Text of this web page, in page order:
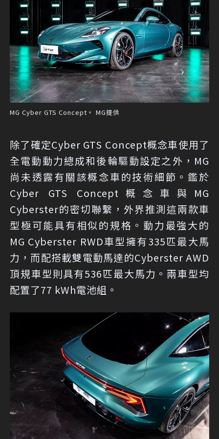
MG Cyber GTS Concept。 MG提供
除了確定Cyber GTS Concept概念車使用了
全電動動力總成和後輪驅動設定之外，MG
尚未透露有關該概念車的技術細節。鑑於
Cyber GTS Concept概念車與MG
Cyberster的密切聯繫，外界推測這兩款車
型極可能具有相似的規格。動力最強大的
MG Cyberster RWD車型擁有335匹最大馬
力，而配搭載雙電動馬達的Cyberster AWD
頂規車型則具有536匹最大馬力。兩車型均
配置了77 kWh電池組。